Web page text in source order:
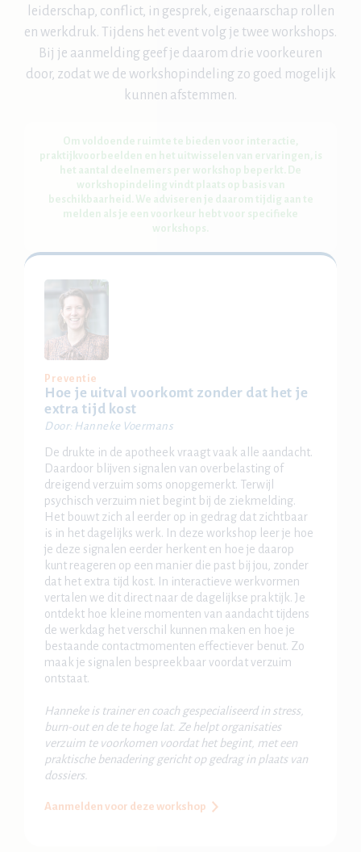
leiderschap, conflict, in gesprek, eigenaarschap rollen
en werkdruk. Tijdens het event volg je twee workshops.
Bij je aanmelding geef je daarom drie voorkeuren
door, zodat we de workshopindeling zo goed mogelijk
kunnen afstemmen.
Om voldoende ruimte te bieden voor interactie,
praktijkvoorbeelden en het uitwisselen van ervaringen, is
het aantal deelnemers per workshop beperkt. De
workshopindeling vindt plaats op basis van
beschikbaarheid. We adviseren je daarom tijdig aan te
melden als je een voorkeur hebt voor specifieke
workshops.
Preventie
Hoe je uitval voorkomt zonder dat het je
extra tijd kost
Door: Hanneke Voermans
De drukte in de apotheek vraagt vaak alle aandacht.
Daardoor blijven signalen van overbelasting of
dreigend verzuim soms onopgemerkt. Terwijl
psychisch verzuim niet begint bij de ziekmelding.
Het bouwt zich al eerder op in gedrag dat zichtbaar
is in het dagelijks werk. In deze workshop leer je hoe
je deze signalen eerder herkent en hoe je daarop
kunt reageren op een manier die past bij jou, zonder
dat het extra tijd kost. In interactieve werkvormen
vertalen we dit direct naar de dagelijkse praktijk. Je
ontdekt hoe kleine momenten van aandacht tijdens
de werkdag het verschil kunnen maken en hoe je
bestaande contactmomenten effectiever benut. Zo
maak je signalen bespreekbaar voordat verzuim
ontstaat.
Hanneke is trainer en coach gespecialiseerd in stress,
burn-out en de te hoge lat. Ze helpt organisaties
verzuim te voorkomen voordat het begint, met een
praktische benadering gericht op gedrag in plaats van
dossiers.
Aanmelden voor deze workshop